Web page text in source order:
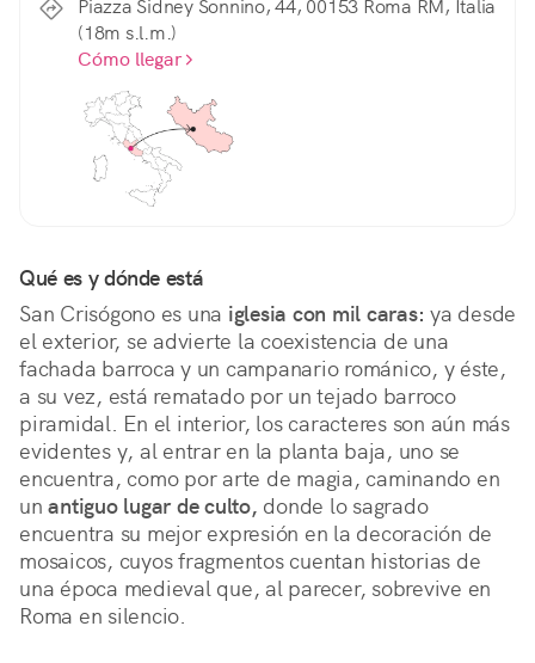
Piazza Sidney Sonnino, 44, 00153 Roma RM, Italia
(18m s.l.m.)
Cómo llegar
Qué es y dónde está
San Crisógono es una iglesia con mil caras: ya desde
el exterior, se advierte la coexistencia de una
fachada barroca y un campanario románico, y éste,
a su vez, está rematado por un tejado barroco
piramidal. En el interior, los caracteres son aún más
evidentes y, al entrar en la planta baja, uno se
encuentra, como por arte de magia, caminando en
un antiguo lugar de culto, donde lo sagrado
encuentra su mejor expresión en la decoración de
mosaicos, cuyos fragmentos cuentan historias de
una época medieval que, al parecer, sobrevive en
Roma en silencio.